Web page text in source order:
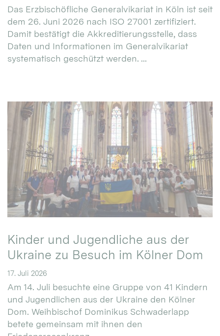
Das Erzbischöfliche Generalvikariat in Köln ist seit
dem 26. Juni 2026 nach ISO 27001 zertifiziert.
Damit bestätigt die Akkreditierungsstelle, dass
Daten und Informationen im Generalvikariat
systematisch geschützt werden. ...
Kinder und Jugendliche aus der
Ukraine zu Besuch im Kölner Dom
17. Juli 2026
Am 14. Juli besuchte eine Gruppe von 41 Kindern
und Jugendlichen aus der Ukraine den Kölner
Dom. Weihbischof Dominikus Schwaderlapp
betete gemeinsam mit ihnen den